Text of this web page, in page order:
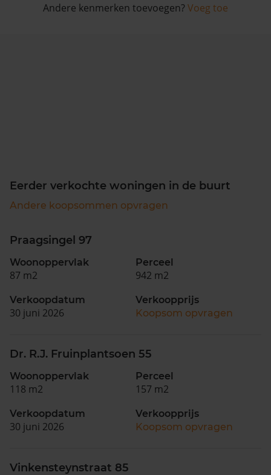
Andere kenmerken toevoegen? Voeg toe
Eerder verkochte woningen in de buurt
Andere koopsommen opvragen
Praagsingel 97
Woonoppervlak
87 m2
Perceel
942 m2
Verkoopdatum
30 juni 2026
Verkoopprijs
Koopsom opvragen
Dr. R.J. Fruinplantsoen 55
Woonoppervlak
118 m2
Perceel
157 m2
Verkoopdatum
30 juni 2026
Verkoopprijs
Koopsom opvragen
Vinkensteynstraat 85